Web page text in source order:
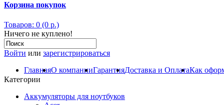
Корзина покупок
Товаров: 0 (0 р.)
Ничего не куплено!
Войти или зарегистрироваться
ГлавнаяО компанииГарантияДоставка и ОплатаКак
Категории
Аккумуляторы для ноутбуков